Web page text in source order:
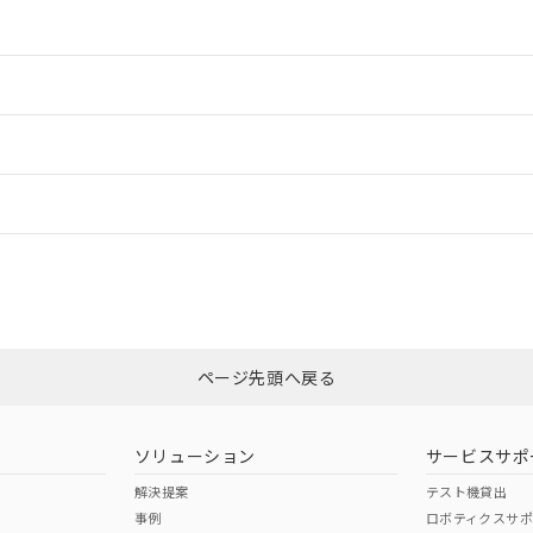
ダウンロードはこちら
（日本
（アメリカ
ページ先頭へ戻る
ソリューション
解決提案
事例
サービスサポ
テスト機貸出
ロボティクスサ